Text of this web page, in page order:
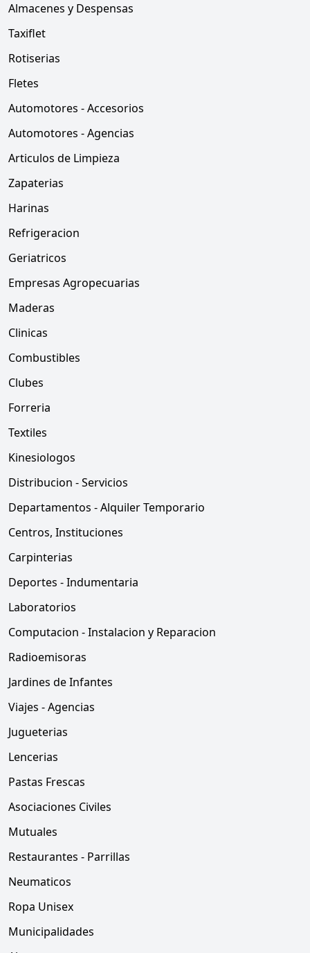
Almacenes y Despensas
Taxiflet
Rotiserias
Fletes
Automotores - Accesorios
Automotores - Agencias
Articulos de Limpieza
Zapaterias
Harinas
Refrigeracion
Geriatricos
Empresas Agropecuarias
Maderas
Clinicas
Combustibles
Clubes
Forreria
Textiles
Kinesiologos
Distribucion - Servicios
Departamentos - Alquiler Temporario
Centros, Instituciones
Carpinterias
Deportes - Indumentaria
Laboratorios
Computacion - Instalacion y Reparacion
Radioemisoras
Jardines de Infantes
Viajes - Agencias
Jugueterias
Lencerias
Pastas Frescas
Asociaciones Civiles
Mutuales
Restaurantes - Parrillas
Neumaticos
Ropa Unisex
Municipalidades